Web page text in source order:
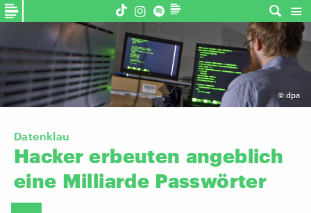
© dpa
Datenklau
Hacker erbeuten angeblich
eine Milliarde Passwörter